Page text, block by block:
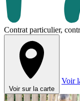
Contrat particulier,
Voir sur la carte
Voir